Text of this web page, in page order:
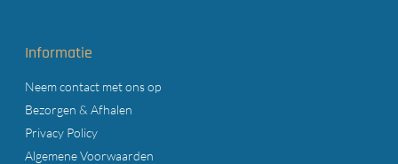
Informatie
Neem contact met ons op
Bezorgen & Afhalen
Privacy Policy
Algemene Voorwaarden